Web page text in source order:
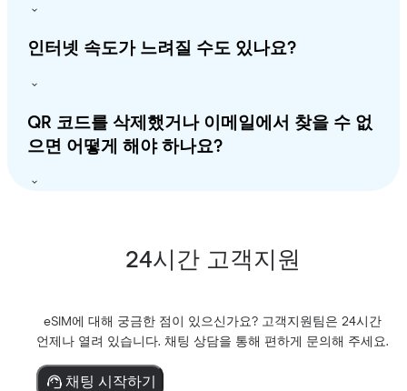
인터넷 속도가 느려질 수도 있나요?
QR 코드를 삭제했거나 이메일에서 찾을 수 없
으면 어떻게 해야 하나요?
24시간 고객지원
eSIM에 대해 궁금한 점이 있으신가요? 고객지원팀은 24시간
언제나 열려 있습니다. 채팅 상담을 통해 편하게 문의해 주세요.
채팅 시작하기